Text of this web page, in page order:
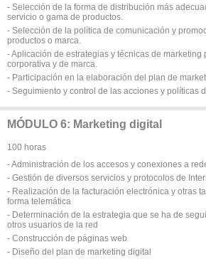
- Selección de la forma de distribución más
servicio o gama de productos.
- Selección de la política de comunicación y
productos o marca.
- Aplicación de estrategias y técnicas de marketing
corporativa y de marca.
- Participación en la elaboración del plan de
- Seguimiento y control de las acciones y políticas
MÓDULO 6: Marketing digital
100 horas
- Administración de los accesos y conexiones a
- Gestión de diversos servicios y protocolos de
- Realización de la facturación electrónica y otras
forma telemática
- Determinación de la estrategia que se ha de
otros usuarios de la red
- Construcción de páginas web
- Diseño del plan de marketing digital